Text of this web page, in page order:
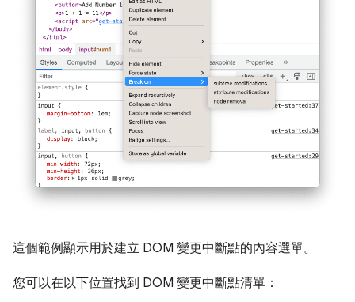
這個範例顯示用於建立 DOM 變更中斷點的內容選單。
您可以在以下位置找到 DOM 變更中斷點清單：